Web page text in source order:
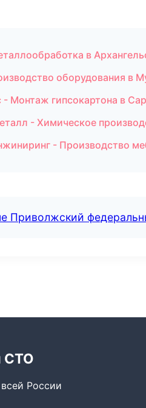
в
оборудования в
Монтаж гипсокартона в
- Химическое
- Производство
Приволжский
СТО
России